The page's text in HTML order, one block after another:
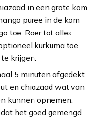
in een grote kom
puree in de kom
toe. Roer tot alles
kurkuma toe
krijgen.
5 minuten afgedekt
en chiazaad wat van
kunnen opnemen.
het goed gemengd